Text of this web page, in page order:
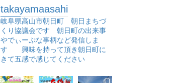
takayamaasahi
岐阜県高山市朝日町 朝日まちづ
くり協議会です 朝日町の出来事
やでぃーぷな事柄など発信しま
す 興味を持って頂き朝日町に
きて五感で感じてください